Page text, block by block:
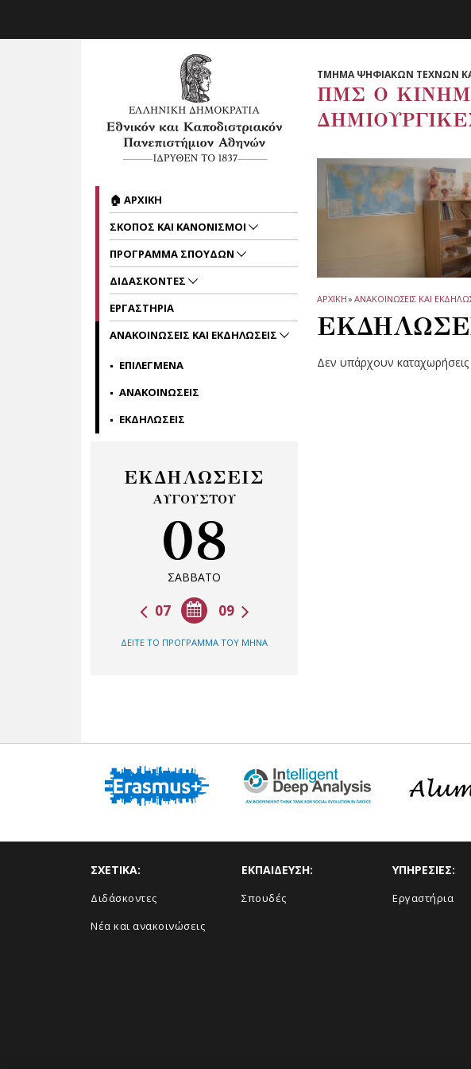
ΤΜΗΜΑ ΨΗΦΙΑΚΩΝ ΤΕΧΝΩΝ
ΠΜΣ Ο
ΑΡΧΙΚΗ» ΑΝΑΚΟΙΝΩΣΕΙΣ ΚΑΙ
Δεν υπάρχουν καταχωρήσεις
🏠 ΑΡΧΙΚΗ
ΣΚΟΠΟΣ ΚΑΙ ΚΑΝΟΝΙΣΜΟΙ
ΠΡΟΓΡΑΜΜΑ ΣΠΟΥΔΩΝ
ΔΙΔΑΣΚΟΝΤΕΣ
ΕΡΓΑΣΤΗΡΙΑ
ΑΝΑΚΟΙΝΩΣΕΙΣ ΚΑΙ ΕΚΔΗΛΩΣΕΙΣ
ΕΠΙΛΕΓΜΕΝΑ
ΑΝΑΚΟΙΝΩΣΕΙΣ
ΕΚΔΗΛΩΣΕΙΣ
ΕΚΔΗΛΩΣΕΙΣ
ΑΥΓΟΥΣΤΟΥ
08
ΣΑΒΒΑΤΟ
09
07
ΔΕΙΤΕ ΤΟ ΠΡΟΓΡΑΜΜΑ ΤΟΥ ΜΗΝΑ
ΣΧΕΤΙΚΑ:
Διδάσκοντες
Νέα και ανακοινώσεις
ΕΚΠΑΙΔΕΥΣΗ:
Σπουδές
ΥΠΗΡΕΣΙΕΣ:
Εργαστήρια